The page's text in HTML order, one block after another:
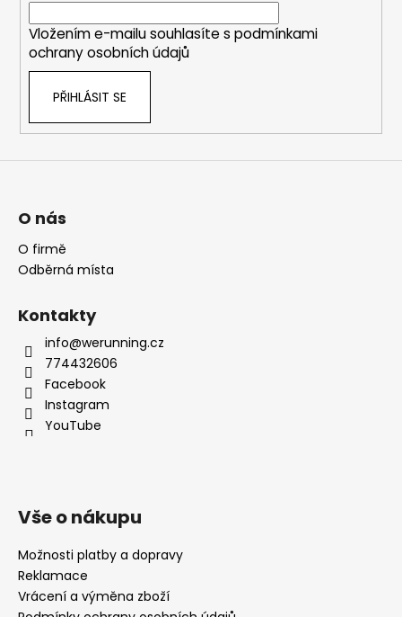
Vložením e-mailu souhlasíte s podmínkami
ochrany osobních údajů
PŘIHLÁSIT SE
O nás
O firmě
Odběrná místa
Kontakty
info@werunning.cz
774432606
Facebook
Instagram
YouTube
Vše o nákupu
Možnosti platby a dopravy
Reklamace
Vrácení a výměna zboží